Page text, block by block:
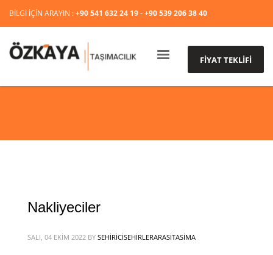
BİLGİ İÇİN ARAYIN :+90 541 632 24 19-+90 539 206 38 40
FİYAT TEKLİFİ
Nakliyeciler
SALI, 04 EKIM 2022 BY SEHIRICISEHIRLERARASITASIMA